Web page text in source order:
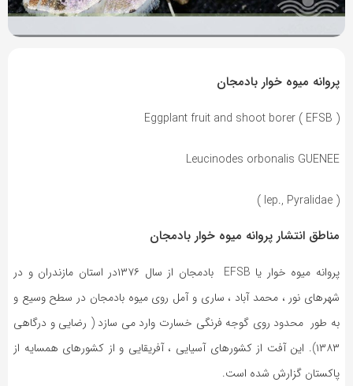
پروانه میوه خوار بادمجان
( Eggplant fruit and shoot borer ( EFSB
Leucinodes orbonalis GUENEE
( lep., Pyralidae )
مناطق انتشار پروانه میوه خوار بادمجان
پروانه میوه خوار یا EFSB بادمجان از سال ۱۳۷۶در استان مازندران و در
شهرهای نور ، محمد آباد ، ساری و آمل روی میوه بادمجان در سطح وسیع و
به طور محدود روی گوجه فرنگی خسارت وارد می سازد ( رضایی و درگاهی
۱۳۸۳). این آفت از کشورهای آسیایی ، آفریقایی و از کشورهای همسایه از
پاکستان گزارش شده است.